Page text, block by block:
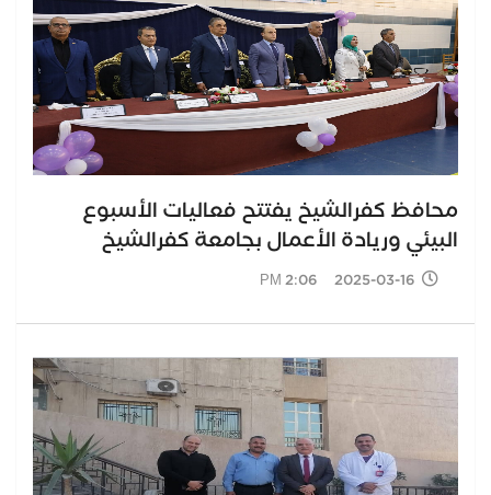
محافظ كفرالشيخ يفتتح فعاليات الأسبوع
البيئي وريادة الأعمال بجامعة كفرالشيخ
2025-03-16 2:06 PM